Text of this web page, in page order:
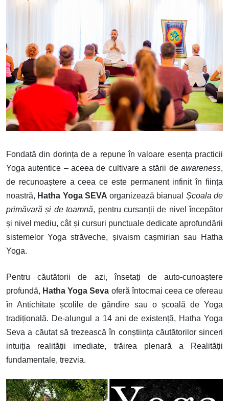
Fondată din dorința de a repune în valoare esența practicii
Yoga autentice – aceea de cultivare a stării de awareness,
de recunoaștere a ceea ce este permanent infinit în ființa
noastră, Hatha Yoga SEVA organizează bianual Școala de
primăvară și de toamnă, pentru cursanții de nivel începător
și nivel mediu, cât și cursuri punctuale dedicate aprofundării
sistemelor Yoga străveche, șivaism cașmirian sau Hatha
Yoga.
Pentru căutătorii de azi, însetați de auto-cunoaștere
profundă, Hatha Yoga Seva oferă întocmai ceea ce ofereau
în Antichitate școlile de gândire sau o școală de Yoga
tradițională. De-alungul a 14 ani de existență, Hatha Yoga
Seva a căutat să trezească în conștiința căutătorilor sinceri
intuiția realității imediate, trăirea plenară a Realității
fundamentale, trezvia.
Image